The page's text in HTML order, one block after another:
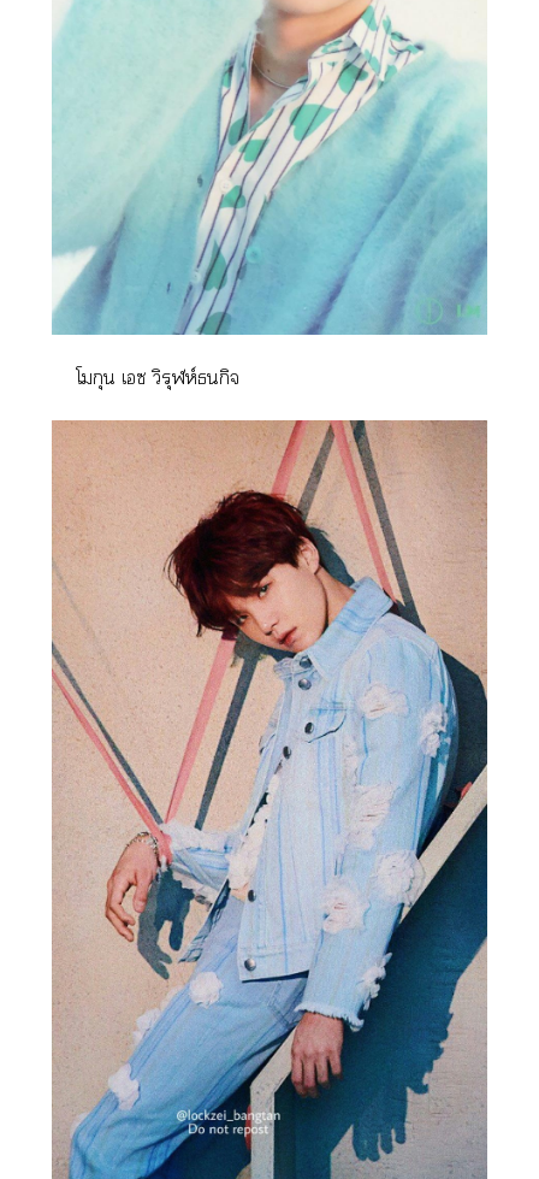
โมกุน เซ วิรุฬห์ธนกิจ